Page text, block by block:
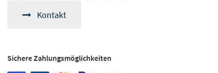
Kontakt
Sichere Zahlungsmöglichkeiten